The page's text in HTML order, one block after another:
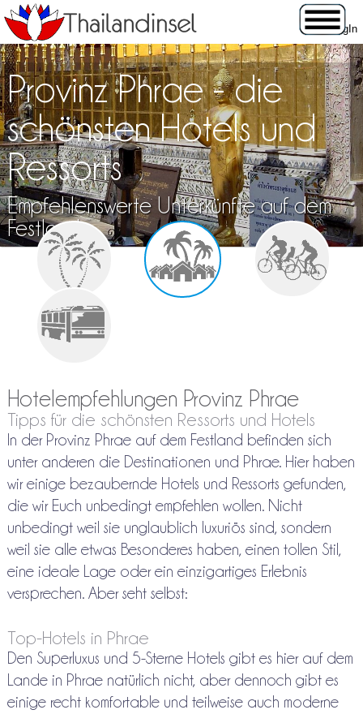
Provinz Phrae - die
schönsten Hotels und
Ressorts
Empfehlenswerte Unterkünfte auf dem
Festland
Hotelempfehlungen Provinz Phrae
Tipps für die schönsten Ressorts und Hotels
In der Provinz Phrae auf dem Festland befinden sich
unter anderen die Destinationen und Phrae. Hier haben
wir einige bezaubernde Hotels und Ressorts gefunden,
die wir Euch unbedingt empfehlen wollen. Nicht
unbedingt weil sie unglaublich luxuriös sind, sondern
weil sie alle etwas Besonderes haben, einen tollen Stil,
eine ideale Lage oder ein einzigartiges Erlebnis
versprechen. Aber seht selbst:
Top-Hotels in Phrae
Den Superluxus und 5-Sterne Hotels gibt es hier auf dem
Lande in Phrae natürlich nicht, aber dennoch gibt es
einige recht komfortable und teilweise auch moderne